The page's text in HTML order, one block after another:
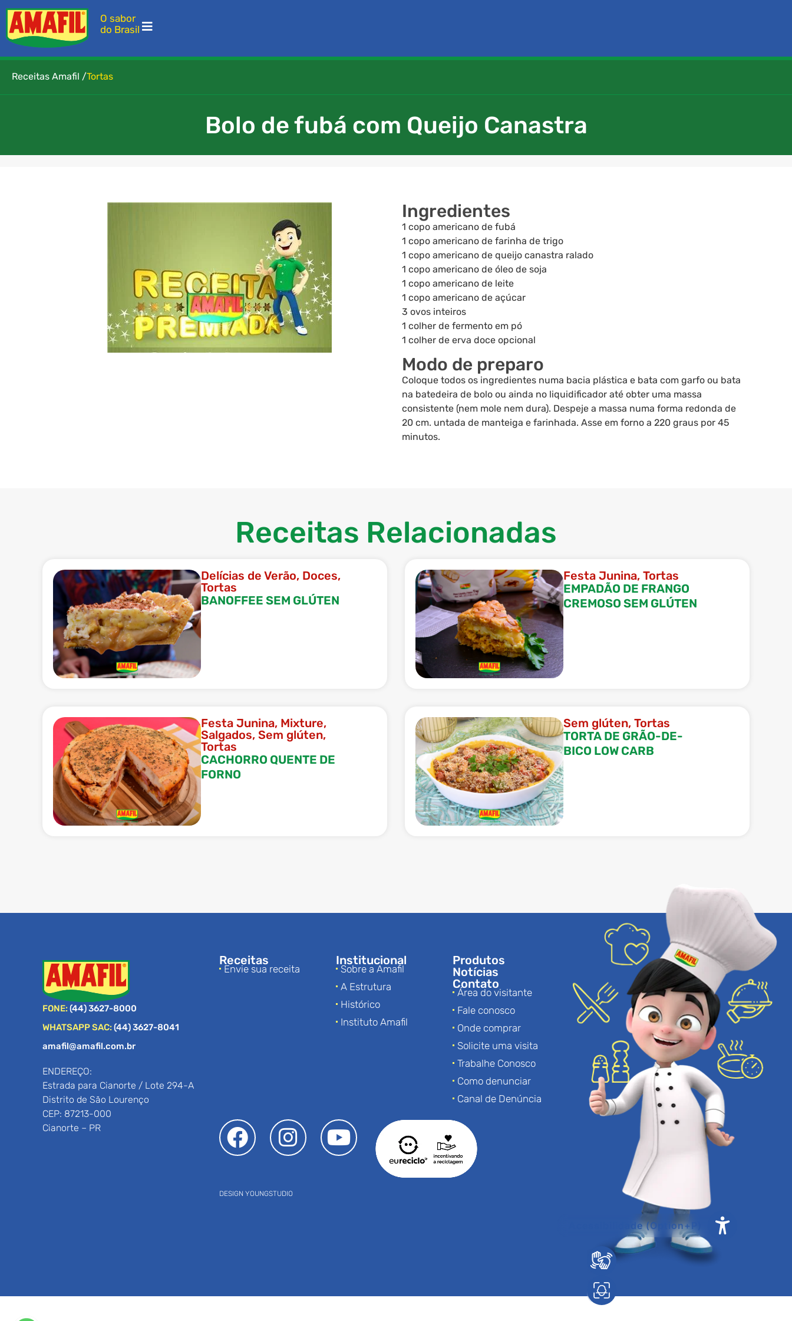
Acessibilidade(Option+P)
O sabor
do Brasil
Receitas Amafil /Tortas
Bolo de fubá com Queijo Canastra
Ingredientes
1 copo americano de fubá
1 copo americano de farinha de trigo
1 copo americano de queijo canastra ralado
1 copo americano de óleo de soja
1 copo americano de leite
1 copo americano de açúcar
3 ovos inteiros
1 colher de fermento em pó
1 colher de erva doce opcional
Modo de preparo
Coloque todos os ingredientes numa bacia plástica e bata com garfo ou bata
na batedeira de bolo ou ainda no liquidificador até obter uma massa
consistente (nem mole nem dura). Despeje a massa numa forma redonda de
20 cm. untada de manteiga e farinhada. Asse em forno a 220 graus por 45
minutos.
Receitas Relacionadas
Delícias de Verão, Doces,
Tortas
BANOFFEE SEM GLÚTEN
Festa Junina, Tortas
EMPADÃO DE FRANGO
CREMOSO SEM GLÚTEN
Festa Junina, Mixture,
Salgados, Sem glúten,
Tortas
CACHORRO QUENTE DE
FORNO
Sem glúten, Tortas
TORTA DE GRÃO-DE-
BICO LOW CARB
FONE:(44) 3627-8000
WHATSAPP SAC:(44) 3627-8041
amafil@amafil.com.br
ENDEREÇO:
Estrada para Cianorte / Lote 294-A
Distrito de São Lourenço
CEP: 87213-000
Cianorte – PR
Receitas
Envie sua receita
Institucional
Sobre a Amafil
A Estrutura
Histórico
Instituto Amafil
Produtos
Notícias
Contato
Área do visitante
Fale conosco
Onde comprar
Solicite uma visita
Trabalhe Conosco
Como denunciar
Canal de Denúncia
DESIGN YOUNGSTUDIO